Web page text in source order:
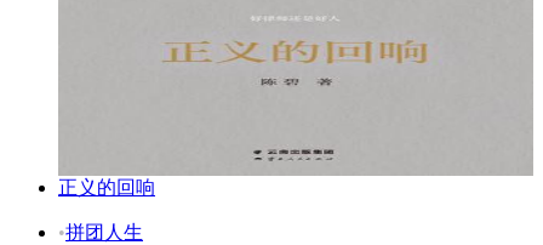
正义的回响
•拼团人生